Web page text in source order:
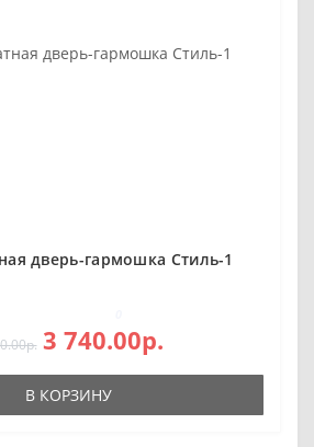
дверь-гармошка Стиль-1
3 740.00р.
В КОРЗИНУ